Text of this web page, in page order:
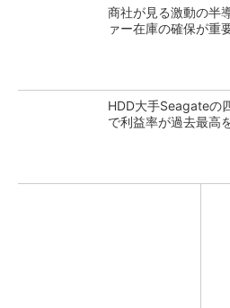
商社が見る激動の半
ァー在庫の確保が重
HDD大手Seagateの
で利益率が過去最高